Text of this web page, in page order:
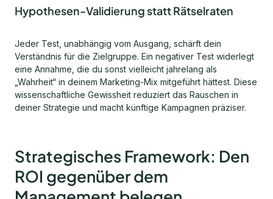
Hypothesen-Validierung statt Rätselraten
Jeder Test, unabhängig vom Ausgang, schärft dein
Verständnis für die Zielgruppe. Ein negativer Test widerlegt
eine Annahme, die du sonst vielleicht jahrelang als
„Wahrheit“ in deinem Marketing-Mix mitgeführt hättest. Diese
wissenschaftliche Gewissheit reduziert das Rauschen in
deiner Strategie und macht künftige Kampagnen präziser.
Strategisches Framework: Den
ROI gegenüber dem